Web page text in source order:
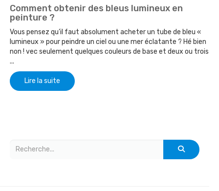
Comment obtenir des bleus lumineux en
peinture ?
Vous pensez qu’il faut absolument acheter un tube de bleu «
lumineux » pour peindre un ciel ou une mer éclatante ? Hé bien
non ! vec seulement quelques couleurs de base et deux ou trois
...
Lire la suite